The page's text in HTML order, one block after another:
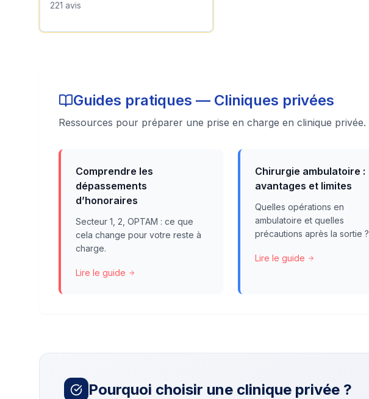
221 avis
Guides pratiques — Cliniques privées
Ressources pour préparer une prise en charge en clinique privée.
Comprendre les
dépassements
d’honoraires
Secteur 1, 2, OPTAM : ce que
cela change pour votre reste à
charge.
Lire le guide
Chirurgie ambulatoire :
avantages et limites
Quelles opérations en
ambulatoire et quelles
précautions après la sortie ?
Lire le guide
Pourquoi choisir une clinique privée ?